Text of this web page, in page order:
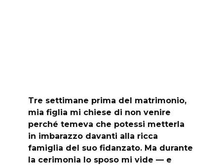
Tre settimane prima del matrimonio,
mia figlia mi chiese di non venire
perché temeva che potessi metterla
in imbarazzo davanti alla ricca
famiglia del suo fidanzato. Ma durante
la cerimonia lo sposo mi vide — e